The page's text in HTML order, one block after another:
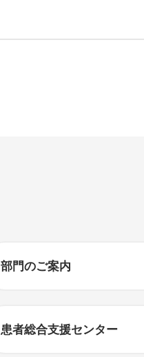
部門のご案内
患者総合支援センター